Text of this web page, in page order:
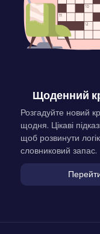
Щоденний
Розгадуйте новий
щодня. Цікаві
щоб розвинути
словниковий запас.